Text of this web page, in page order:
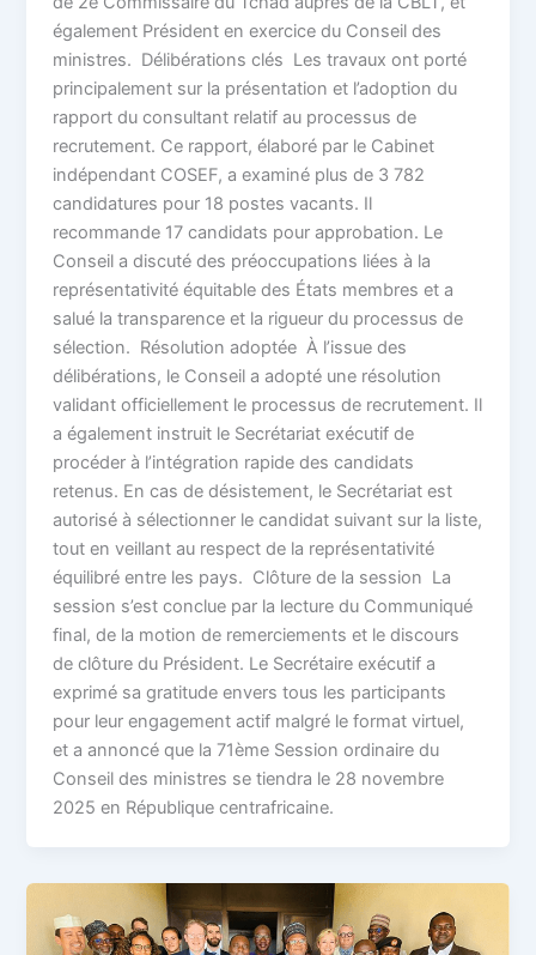
également Président en exercice du Conseil des
ministres. Délibérations clés Les travaux ont porté
principalement sur la présentation et l’adoption du
rapport du consultant relatif au processus de
recrutement. Ce rapport, élaboré par le Cabinet
indépendant COSEF, a examiné plus de 3 782
candidatures pour 18 postes vacants. Il
recommande 17 candidats pour approbation. Le
Conseil a discuté des préoccupations liées à la
représentativité équitable des États membres et a
salué la transparence et la rigueur du processus de
sélection. Résolution adoptée À l’issue des
délibérations, le Conseil a adopté une résolution
validant officiellement le processus de recrutement. Il
a également instruit le Secrétariat exécutif de
procéder à l’intégration rapide des candidats
retenus. En cas de désistement, le Secrétariat est
autorisé à sélectionner le candidat suivant sur la liste,
tout en veillant au respect de la représentativité
équilibré entre les pays. Clôture de la session La
session s’est conclue par la lecture du Communiqué
final, de la motion de remerciements et le discours
de clôture du Président. Le Secrétaire exécutif a
exprimé sa gratitude envers tous les participants
pour leur engagement actif malgré le format virtuel,
et a annoncé que la 71ème Session ordinaire du
Conseil des ministres se tiendra le 28 novembre
2025 en République centrafricaine.